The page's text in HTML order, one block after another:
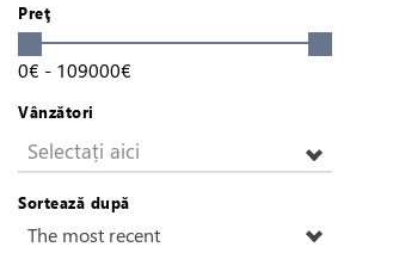
Preţ
0€ - 109000€
Vânzători
Selectați aici
Sortează după
The most recent